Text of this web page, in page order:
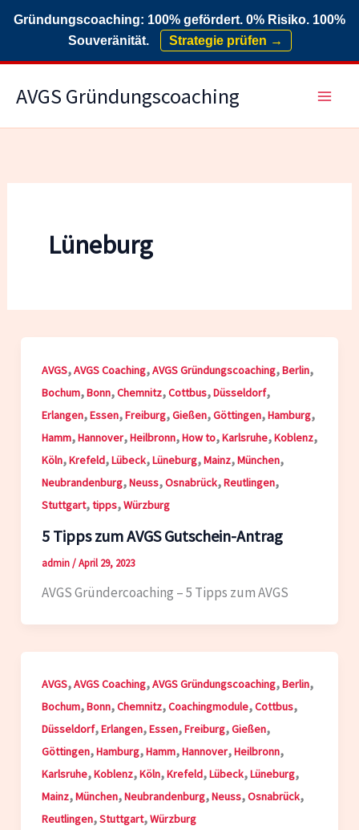
Gründungscoaching: 100% gefördert. 0% Risiko. 100%
Souveränität.
Strategie prüfen →
InhaltAVGS Gründungscoaching
Lüneburg
AVGS,AVGS Coaching,AVGS Gründungscoaching,Berlin,
Bochum,Bonn,Chemnitz,Cottbus,Düsseldorf,
Erlangen,Essen,Freiburg,Gießen,Göttingen,Hamburg,
Hamm,Hannover,Heilbronn,How to,Karlsruhe,Koblenz,
Köln,Krefeld,Lübeck,Lüneburg,Mainz,München,
Neubrandenburg,Neuss,Osnabrück,Reutlingen,
Stuttgart,tipps,Würzburg
5 Tipps zum AVGS Gutschein-Antrag
admin/April 29, 2023
AVGS Gründercoaching – 5 Tipps zum AVGS
AVGS,AVGS Coaching,AVGS Gründungscoaching,Berlin,
Bochum,Bonn,Chemnitz,Coachingmodule,Cottbus,
Düsseldorf,Erlangen,Essen,Freiburg,Gießen,
Göttingen,Hamburg,Hamm,Hannover,Heilbronn,
Karlsruhe,Koblenz,Köln,Krefeld,Lübeck,Lüneburg,
Mainz,München,Neubrandenburg,Neuss,Osnabrück,
Reutlingen,Stuttgart,Würzburg